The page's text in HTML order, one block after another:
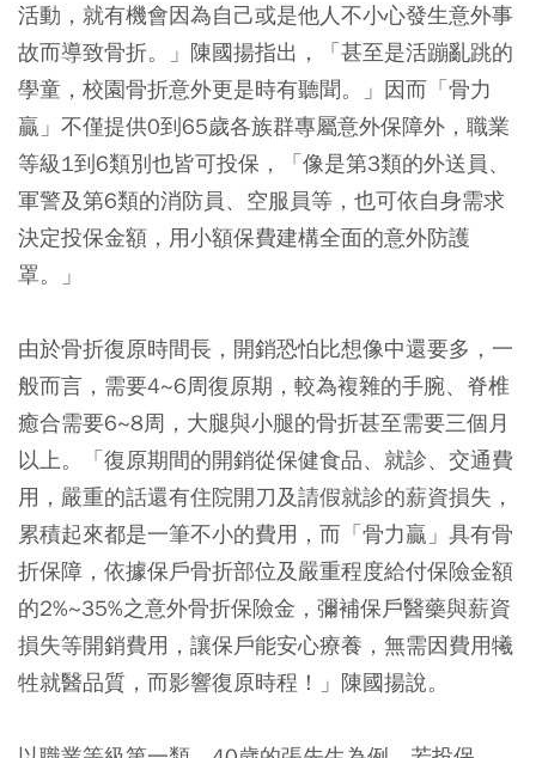
活動，就有機會因為自己或是他人不小心發生意外事
故而導致骨折。」陳國揚指出，「甚至是活蹦亂跳的
學童，校園骨折意外更是時有聽聞。」因而「骨力
贏」不僅提供0到65歲各族群專屬意外保障外，職業
等級1到6類別也皆可投保，「像是第3類的外送員、
軍警及第6類的消防員、空服員等，也可依自身需求
決定投保金額，用小額保費建構全面的意外防護
罩。」
由於骨折復原時間長，開銷恐怕比想像中還要多，一
般而言，需要4~6周復原期，較為複雜的手腕、脊椎
癒合需要6~8周，大腿與小腿的骨折甚至需要三個月
以上。「復原期間的開銷從保健食品、就診、交通費
用，嚴重的話還有住院開刀及請假就診的薪資損失，
累積起來都是一筆不小的費用，而「骨力贏」具有骨
折保障，依據保戶骨折部位及嚴重程度給付保險金額
的2%~35%之意外骨折保險金，彌補保戶醫藥與薪資
損失等開銷費用，讓保戶能安心療養，無需因費用犧
牲就醫品質，而影響復原時程！」陳國揚說。